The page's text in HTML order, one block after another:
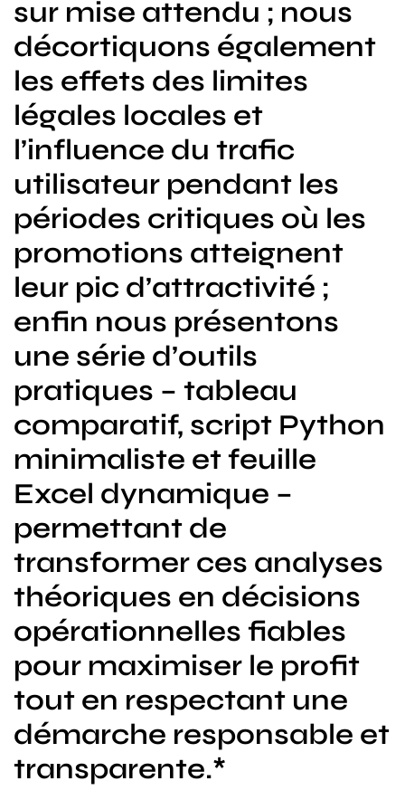
sur mise attendu ; nous
décortiquons également
les effets des limites
légales locales et
l’influence du trafic
utilisateur pendant les
périodes critiques où les
promotions atteignent
leur pic d’attractivité ;
enfin nous présentons
une série d’outils
pratiques – tableau
comparatif, script Python
minimaliste et feuille
Excel dynamique –
permettant de
transformer ces analyses
théoriques en décisions
opérationnelles fiables
pour maximiser le profit
tout en respectant une
démarche responsable et
transparente.*